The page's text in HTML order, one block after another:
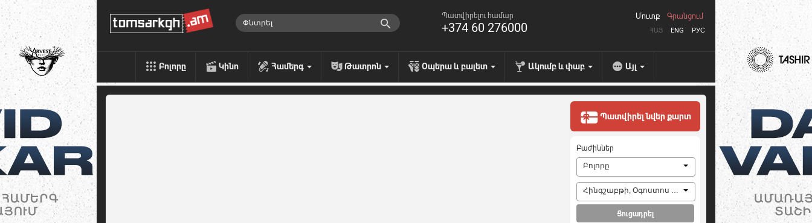
Պատվիրելու համար
+374 60 276000 ՀԱՅ ENG РУС
Մուտք Գրանցում
Բոլորը Կինո Համերգ Թատրոն Օպերա և բալետ Ակումբ և փաբ Այլ
Պատվիրել նվեր քարտ
Բաժիններ
Բոլորը
Հինգշաբթի, Օգոստոս 6, 2026
Ցուցադրել